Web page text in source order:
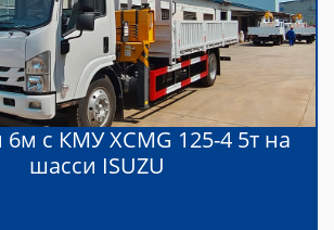
6м с КМУ XCMG 125-4 5т на
шасси ISUZU